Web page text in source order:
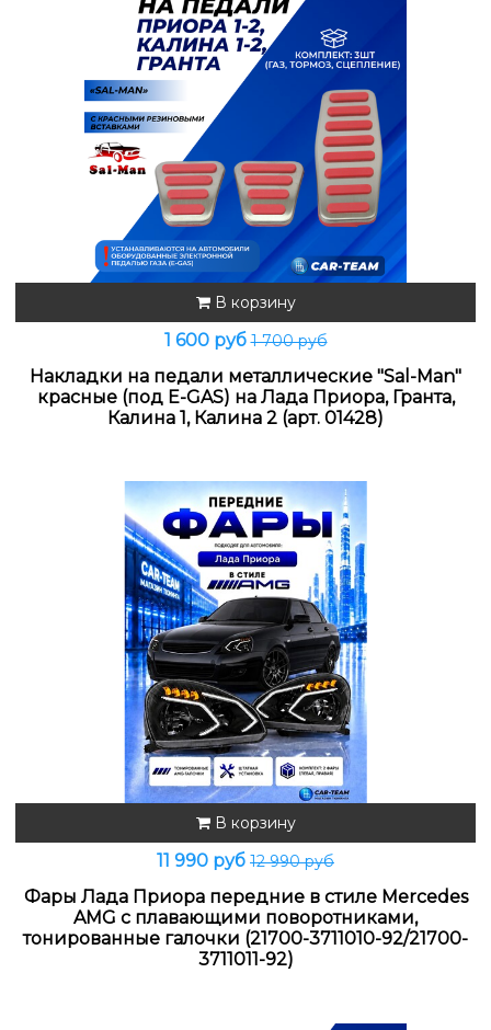
В корзину
1 600 руб1 700 руб
Накладки на педали металлические "Sal-Man"
красные (под E-GAS) на Лада Приора, Гранта,
Калина 1, Калина 2 (арт. 01428)
В корзину
11 990 руб 12 990 руб
Фары Лада Приора передние в стиле Mercedes
AMG с плавающими поворотниками,
тонированные галочки (21700-3711010-92/21700-
3711011-92)